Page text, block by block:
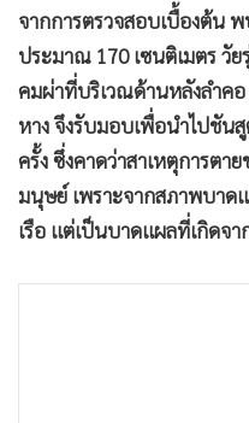
จากการตรวจสอบเบื้องต้น พ
ประมาณ 170 เซนติเมตร วัย
คมผ่าที่บริเวณด้านหลังลำค
หาง จึงรับมอบเพื่อนำไปชัน
ครั้ง ซึ่งคาดว่าสาเหตุการตา
มนุษย์ เพราะจากสภาพบาด
เรือ แต่เป็นบาดแผลที่เกิดจ